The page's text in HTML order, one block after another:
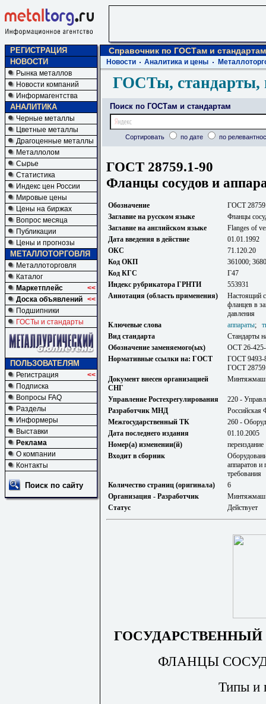
РЕГИСТРАЦИЯ
НОВОСТИ
Рынка металлов
Новости компаний
Информагентства
АНАЛИТИКА
Черные металлы
Цветные металлы
Драгоценные металлы
Металлолом
Сырье
Статистика
Индекс цен России
Мировые цены
Цены на биржах
Вопрос месяца
Публикации
Цены и прогнозы
МЕТАЛЛОТОРГОВЛЯ
Металлоторговля
Каталог
Маркетплейс
<<
Доска объявлений <<
Подшипники
ГОСТы и стандарты
ПОЛЬЗОВАТЕЛЯМ
Регистрация
<<
Подписка
Вопросы FAQ
Разделы
Информеры
Выставки
Реклама
О компании
Контакты
Поиск по сайту
Справочник по ГОСТам и стандартам
Новости Аналитика и цены
ГОСТы, стандарты,
Поиск по ГОСТам и стандартам
Сортировать по дате по
ГОСТ 28759.1-90
Фланцы сосудов и
Обозначение
ГОСТ
Заглавие на русском языке
Фланцы
Заглавие на английском языке
Flanges of
Дата введения в действие
01.01.1992
ОКС
71.120.20
Код ОКП
361000;
Код КГС
Г47
Индекс рубрикатора ГРНТИ
553931
Аннотация (область применения)
Настоящий
фланцев в
давления
Ключевые слова
аппараты;
Вид стандарта
Стандарты
Обозначение заменяемого(ых)
ОСТ 26-
Нормативные ссылки на: ГОСТ
ГОСТ 9493-
ГОСТ
Документ внесен организацией
СНГ
Управление Ростехрегулирования
220 -
Разработчик МНД
Российская
Межгосударственный ТК
260 -
Дата последнего издания
01.10.2005
Номер(а) изменении(й)
переиздание
Входит в сборник
аппаратов
требования
Количество страниц (оригинала)
6
Организация - Разработчик
Статус
Действует
ФЛАНЦЫ
Типы и